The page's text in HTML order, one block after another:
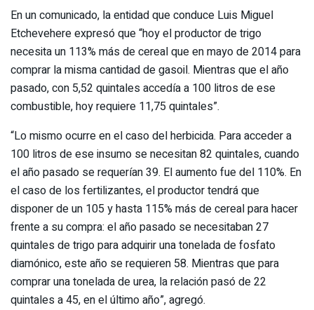
En un comunicado, la entidad que conduce Luis Miguel
Etchevehere expresó que “hoy el productor de trigo
necesita un 113% más de cereal que en mayo de 2014 para
comprar la misma cantidad de gasoil. Mientras que el año
pasado, con 5,52 quintales accedía a 100 litros de ese
combustible, hoy requiere 11,75 quintales”.
“Lo mismo ocurre en el caso del herbicida. Para acceder a
100 litros de ese insumo se necesitan 82 quintales, cuando
el año pasado se requerían 39. El aumento fue del 110%. En
el caso de los fertilizantes, el productor tendrá que
disponer de un 105 y hasta 115% más de cereal para hacer
frente a su compra: el año pasado se necesitaban 27
quintales de trigo para adquirir una tonelada de fosfato
diamónico, este año se requieren 58. Mientras que para
comprar una tonelada de urea, la relación pasó de 22
quintales a 45, en el último año”, agregó.